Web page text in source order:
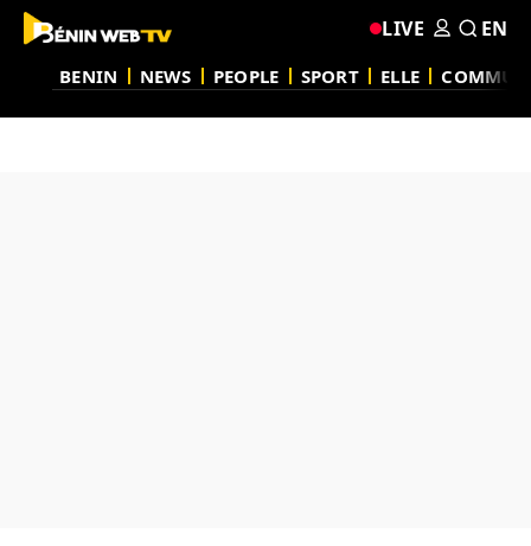
BENIN NEWS PEOPLE SPORT ELLE
LIVE EN